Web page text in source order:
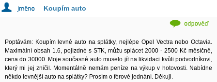
Koupím auto
Poptávám: Koupím levné auto na splátky, nejlépe Opel Vectra nebo Octavia.
Maximální obsah 1.6, pojízdné s STK, můžu splácet 2000 - 2500 Kč měsíčně,
cena do 30000. Moje současné auto muselo jít na likvidaci kvůli podvodníkovi,
který mi jej zničil. Momentálně nemám peníze na výkup v hotovosti. Nabídne
někdo levnější auto na splátky? Prosím o férové jednání. Děkuji.